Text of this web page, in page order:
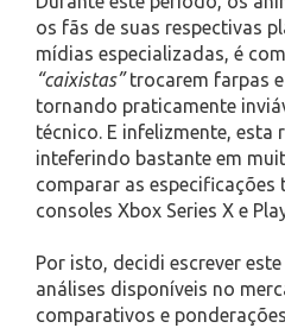
os fãs de suas respectivas
mídias especializadas, é
“caixistas”trocarem farpas
tornando praticamente
técnico. E infelizmente, esta
inteferindo bastante em
comparar as
consoles Xbox Series X e
Por isto, decidi escrever
análises disponíveis no
comparativos e